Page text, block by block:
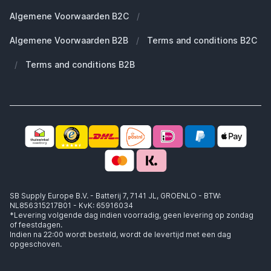
Groot en uniek assortiment
400.000+ klanten geleverd
Welke MagSafe heb ik nodig?
Werken bij SB Supply
Working at SB Supply
Algemene Voorwaarden B2C /
Algemene Voorwaarden B2B / Terms and conditions B2C
/ Terms and conditions B2B
SB Supply Europe B.V. - Batterij 7, 7141 JL, GROENLO - BTW:
NL856315217B01 - KvK: 65916034
*Levering volgende dag indien voorradig, geen levering op zondag
of feestdagen.
Indien na 22:00 wordt besteld, wordt de levertijd met een dag
opgeschoven.